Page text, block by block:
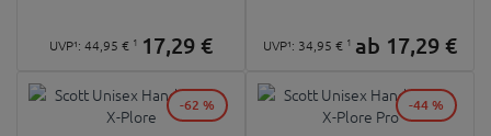
UVP¹: 44, 95 € 1 17,29€ UVP¹: 34, 95 € 1 ab 17,29€
-62 % -44 %